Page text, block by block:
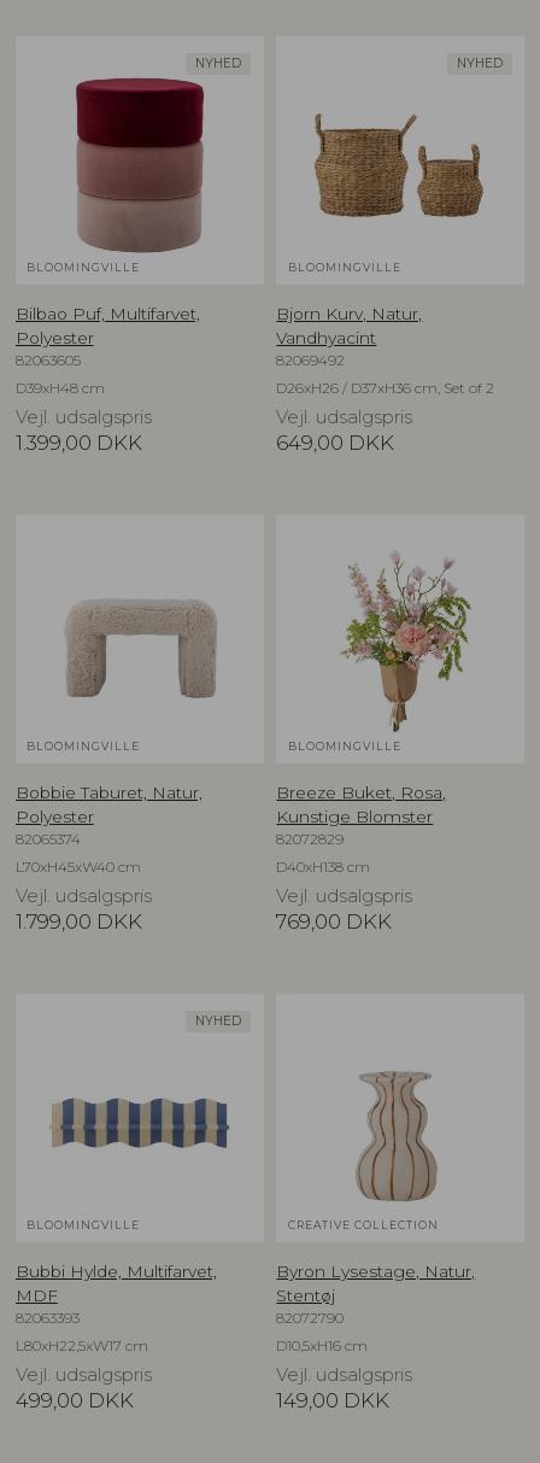
NYHED
BLOOMINGVILLE
Bilbao Puf, Multifarvet,
Polyester
82063605
D39xH48 cm
Vejl. udsalgspris
1.399,00 DKK
NYHED
BLOOMINGVILLE
Bjorn Kurv, Natur,
Vandhyacint
82069492
D26xH26 / D37xH36 cm, Set of 2
Vejl. udsalgspris
649,00 DKK
BLOOMINGVILLE
Bobbie Taburet, Natur,
Polyester
82065374
L70xH45xW40 cm
Vejl. udsalgspris
1.799,00 DKK
BLOOMINGVILLE
Breeze Buket, Rosa,
Kunstige Blomster
82072829
D40xH138 cm
Vejl. udsalgspris
769,00 DKK
NYHED
BLOOMINGVILLE
Bubbi Hylde, Multifarvet,
MDF
82063393
L80xH22,5xW17 cm
Vejl. udsalgspris
499,00 DKK
CREATIVE COLLECTION
Byron Lysestage, Natur,
Stentøj
82072790
D10,5xH16 cm
Vejl. udsalgspris
149,00 DKK